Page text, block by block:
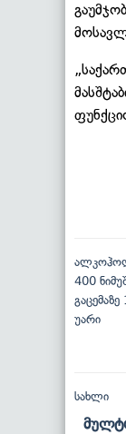
400
გაცემაზე
უარი
სახლი